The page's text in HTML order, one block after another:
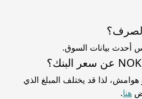
أحدث بيانات السوق.
لذا قد يختلف المبلغ الذي
هنا.